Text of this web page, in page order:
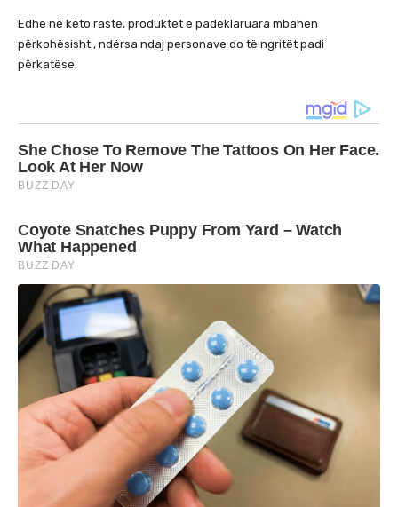
Edhe në këto raste, produktet e padeklaruara mbahen
përkohësisht , ndërsa ndaj personave do të ngritët padi
përkatëse.